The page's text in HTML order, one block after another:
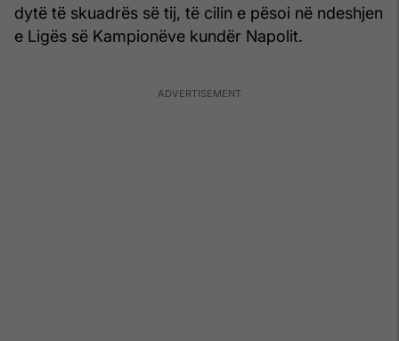
dytë të skuadrës së tij, të cilin e pësoi në ndeshjen
e Ligës së Kampionëve kundër Napolit.